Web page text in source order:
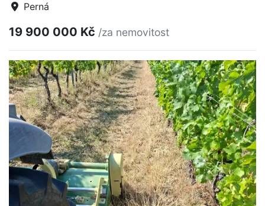
Perná
19 900 000 Kč /za nemovitost